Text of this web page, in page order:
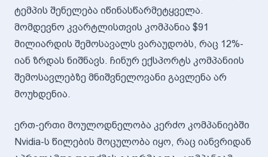
ტემპის შენელება იწინასწარმეტყველა.
მომდევნო კვარტლისთვის კომპანია $91
მილიარდის შემოსავალს ვარაუდობს, რაც 12%-
იან ზრდას ნიშნავს. ჩინურ ექსპორტს კომპანიის
შემოსავლებზე მნიშვნელოვანი გავლენა არ
მოუხდენია.
ერთ-ერთი მოულოდნელობა კერძო კომპანიებში
Nvidia-ს წილების მოცულობა იყო, რაც იანვრიდან